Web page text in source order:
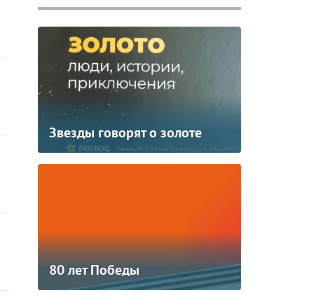
Звезды говорят о золоте
80 лет Победы